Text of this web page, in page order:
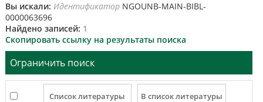
Вы искали: ИдентификаторNGOUNB-MAIN-BIBL-
0000063696
Найдено записей: 1
Скопировать ссылку на результаты поиска
Ограничить поиск